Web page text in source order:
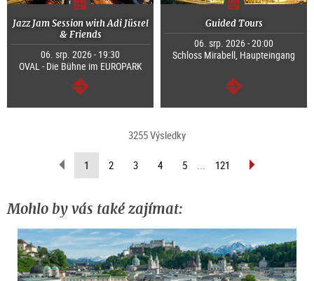
Jazz Jam Session with Adi Jüstel
& Friends
06. srp. 2026 - 19:30
OVAL - Die Bühne im EUROPARK
continue
Guided Tours
06. srp. 2026 - 20:00
Schloss Mirabell, Haupteingang
continue
3255 Výsledky
scroll
back
1 (current
page)
2 3 4 5 ... 121 scroll
Mohlo by vás také zajímat: